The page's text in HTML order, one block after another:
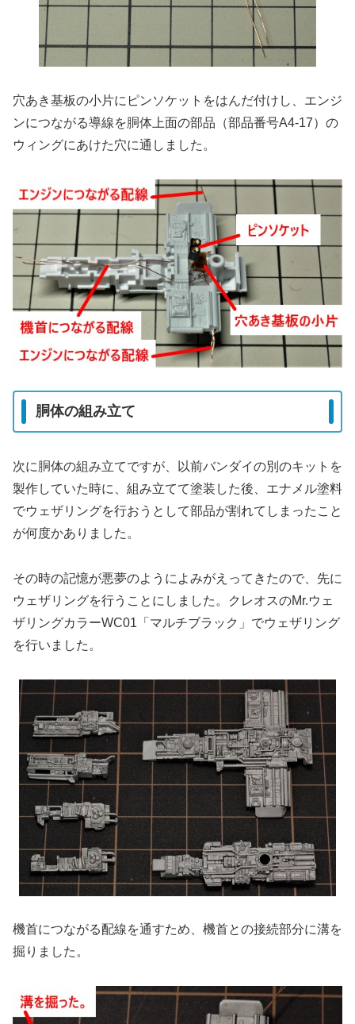
穴あき基板の小片にピンソケットをはんだ付けし、エンジ
ンにつながる導線を胴体上面の部品（部品番号A4-17）の
ウィングにあけた穴に通しました。
胴体の組み立て
次に胴体の組み立てですが、以前バンダイの別のキットを
製作していた時に、組み立てて塗装した後、エナメル塗料
でウェザリングを行おうとして部品が割れてしまったこと
が何度かありました。
その時の記憶が悪夢のようによみがえってきたので、先に
ウェザリングを行うことにしました。クレオスのMr.ウェ
ザリングカラーWC01「マルチブラック」でウェザリング
を行いました。
機首につながる配線を通すため、機首との接続部分に溝を
掘りました。